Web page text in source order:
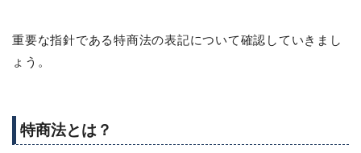
重要な指針である特商法の表記について確認していきまし
ょう。
特商法とは？